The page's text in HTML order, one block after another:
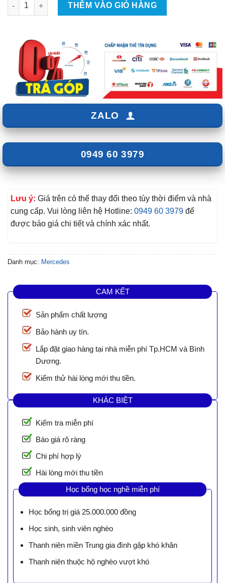
THÊM VÀO GIỎ HÀNG
ZALO
0949 60 3979
Lưu ý: Giá trên có thể thay đổi theo tùy thời điểm và nhà
cung cấp. Vui lòng liên hệ Hotline: 0949 60 3979 để
được báo giá chi tiết và chính xác nhất.
Danh mục: Mercedes
CAM KẾT
Sản phẩm chất lượng
Bảo hành uy tín.
Lắp đặt giao hàng tại nhà miễn phí Tp.HCM và Bình
Dương.
Kiểm thử hài lòng mới thu tiền.
KHÁC BIỆT
Kiểm tra miễn phí
Báo giá rõ ràng
Chi phí hợp lý
Hài lòng mới thu tiền
Học bổng học nghề miễn phí
Học bổng trị giá 25.000.000 đồng
Học sinh, sinh viên nghèo
Thanh niên miền Trung gia đình gặp khó khăn
Thanh niên thuộc hộ nghèo vượt khó